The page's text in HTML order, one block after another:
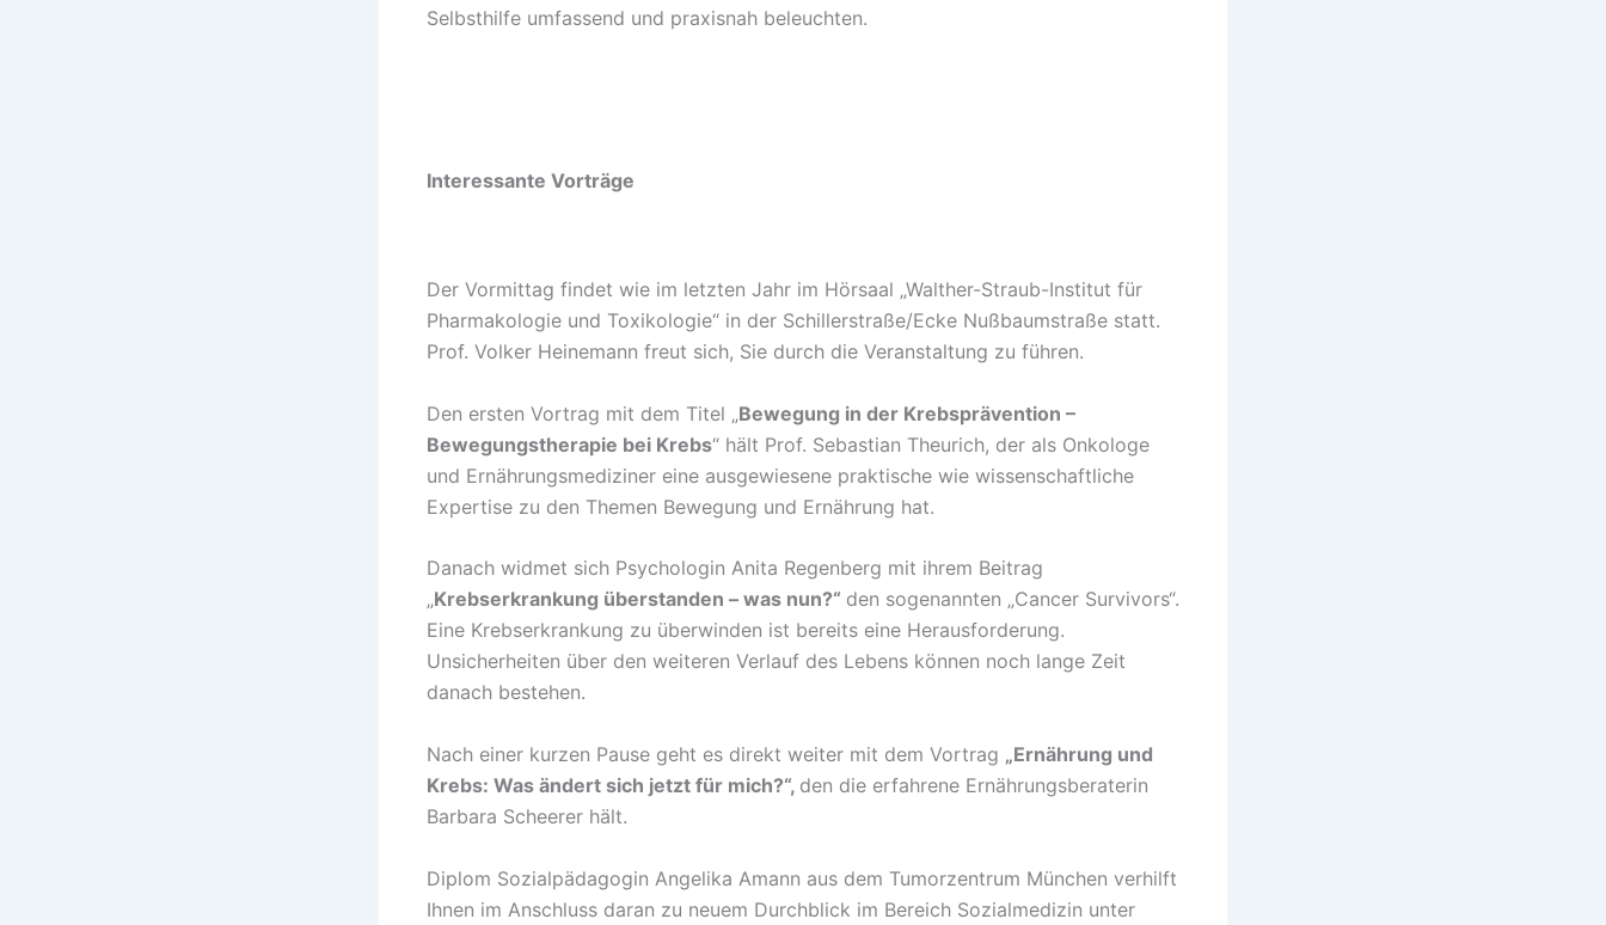
Selbsthilfe umfassend und praxisnah beleuchten.
Interessante Vorträge
Der Vormittag findet wie im letzten Jahr im Hörsaal „Walther-Straub-Institut für
Pharmakologie und Toxikologie“ in der Schillerstraße/Ecke Nußbaumstraße statt.
Prof. Volker Heinemann freut sich, Sie durch die Veranstaltung zu führen.
Den ersten Vortrag mit dem Titel „Bewegung in der Krebsprävention –
Bewegungstherapie bei Krebs“ hält Prof. Sebastian Theurich, der als Onkologe
und Ernährungsmediziner eine ausgewiesene praktische wie wissenschaftliche
Expertise zu den Themen Bewegung und Ernährung hat.
Danach widmet sich Psychologin Anita Regenberg mit ihrem Beitrag
„Krebserkrankung überstanden – was nun?“ den sogenannten „Cancer Survivors“.
Eine Krebserkrankung zu überwinden ist bereits eine Herausforderung.
Unsicherheiten über den weiteren Verlauf des Lebens können noch lange Zeit
danach bestehen.
Nach einer kurzen Pause geht es direkt weiter mit dem Vortrag „Ernährung und
Krebs: Was ändert sich jetzt für mich?“, den die erfahrene Ernährungsberaterin
Barbara Scheerer hält.
Diplom Sozialpädagogin Angelika Amann aus dem Tumorzentrum München verhilft
Ihnen im Anschluss daran zu neuem Durchblick im Bereich Sozialmedizin unter